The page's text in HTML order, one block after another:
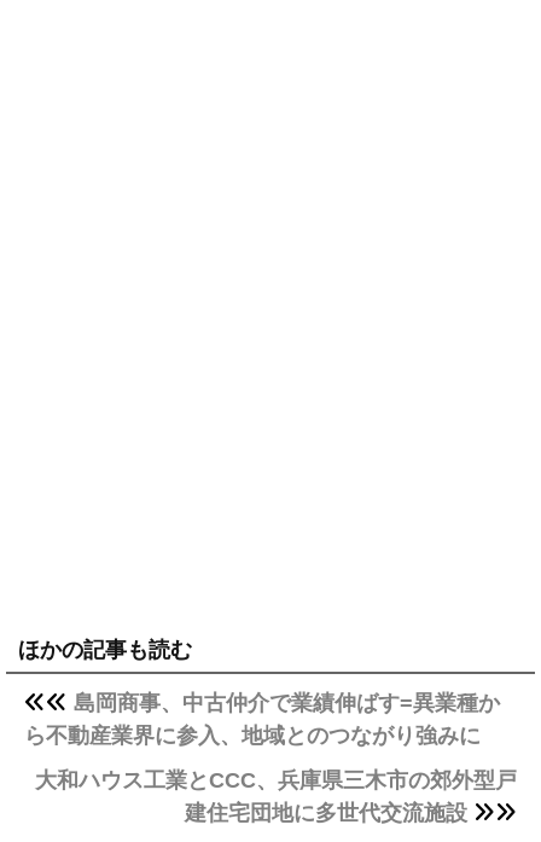
ほかの記事も読む
島岡商事、中古仲介で業績伸ばす=異業種か
ら不動産業界に参入、地域とのつながり強みに
大和ハウス工業とCCC、兵庫県三木市の郊外型戸
建住宅団地に多世代交流施設